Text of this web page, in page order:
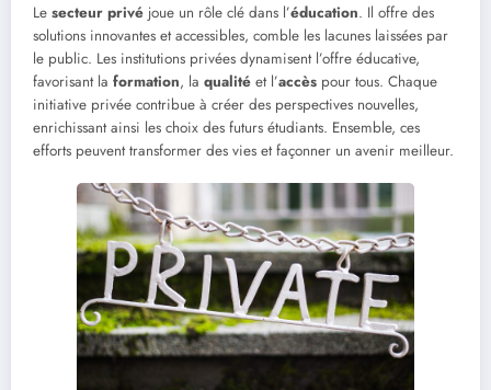
Le secteur privé joue un rôle clé dans l’éducation. Il offre des
solutions innovantes et accessibles, comble les lacunes laissées par
le public. Les institutions privées dynamisent l’offre éducative,
favorisant la formation, la qualité et l’accès pour tous. Chaque
initiative privée contribue à créer des perspectives nouvelles,
enrichissant ainsi les choix des futurs étudiants. Ensemble, ces
efforts peuvent transformer des vies et façonner un avenir meilleur.